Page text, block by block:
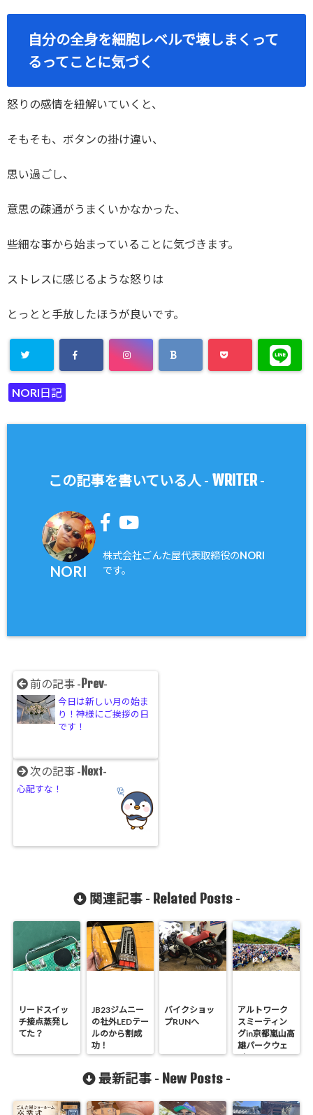
自分の全身を細胞レベルで壊しまくって
るってことに気づく
怒りの感情を紐解いていくと、
そもそも、ボタンの掛け違い、
思い過ごし、
意思の疎通がうまくいかなかった、
些細な事から始まっていることに気づきます。
ストレスに感じるような怒りは
とっとと手放したほうが良いです。
NORI日記
この記事を書いている人 - WRITER -
NORI
株式会社ごんた屋代表取締役のNORI
です。
前の記事 -Prev-
今日は新しい月の始ま
り！神様にご挨拶の日
です！
次の記事 -Next-
心配すな！
関連記事 - Related Posts-
リードスイッ
チ接点蒸発し
てた？
JB23ジムニー
の社外LEDテー
ルのから割成
功！
バイクショッ
プRUNへ
アルトワーク
スミーティン
グin京都嵐山高
雄パークウェ
イ
最新記事 - New Posts -